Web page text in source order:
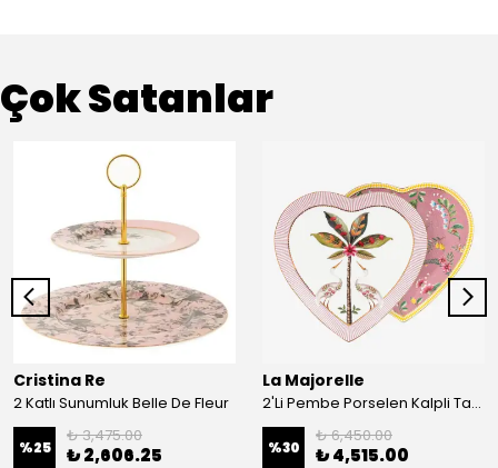
Çok Satanlar
Cristina Re
2 Katlı Sunumluk Belle De Fleur
%25
₺ 3,475.00
₺ 2,606.25
La Majorelle
2'Li Pembe Porselen Kalpli Tabak 21,5 Cm La Majorelle
%30
₺ 6,450.00
₺ 4,515.00